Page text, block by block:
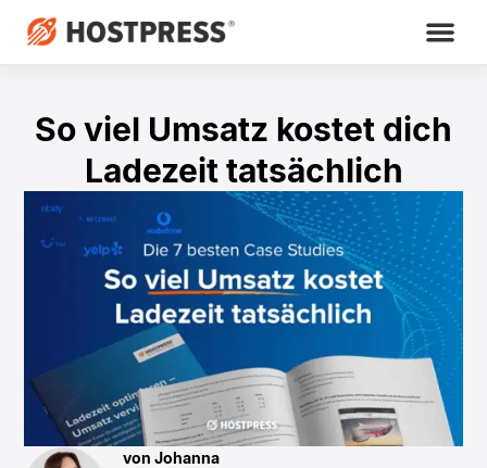
So viel Umsatz kostet dich
Ladezeit tatsächlich
von Johanna